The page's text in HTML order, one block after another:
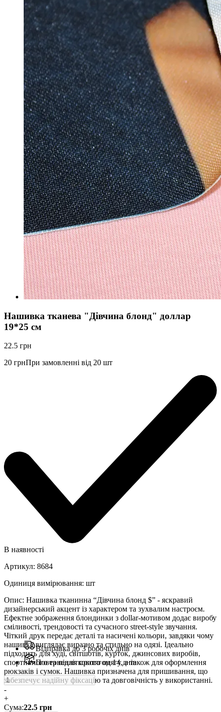
Нашивка тканева "Дівчина блонд" доллар
19*25 см
22.5 грн
20 грнПри замовленні від 20 шт
В наявності
Артикул: 8684
Одиниця вимірювання: шт
Опис: Нашивка тканинна “Дівчина блонд $” - яскравий
дизайнерський акцент із характером та зухвалим настроєм.
Ефектне зображення блондинки з dollar-мотивом додає виробу
сміливості, трендовості та сучасного street-style звучання.
Чіткий друк передає деталі та насичені кольори, завдяки чому
нашивка виглядає виразно та стильно на одязі. Ідеально
підходить для худі, світшотів, курток, джинсових виробів,
спортивного та підліткового одягу, а також для оформлення
рюкзаків і сумок. Нашивка призначена для пришивання, що
забезпечує надійну фіксацію та довговічність у використанні.
Відправка до 3 робочіх днів
Повернення протягом 14 днів
-
+
Сума:22.5 грн